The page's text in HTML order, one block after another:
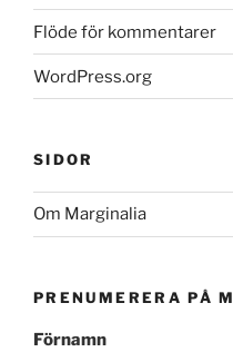
Flöde för kommentarer
WordPress.org
SIDOR
Om Marginalia
PRENUMERERA PÅ
Förnamn